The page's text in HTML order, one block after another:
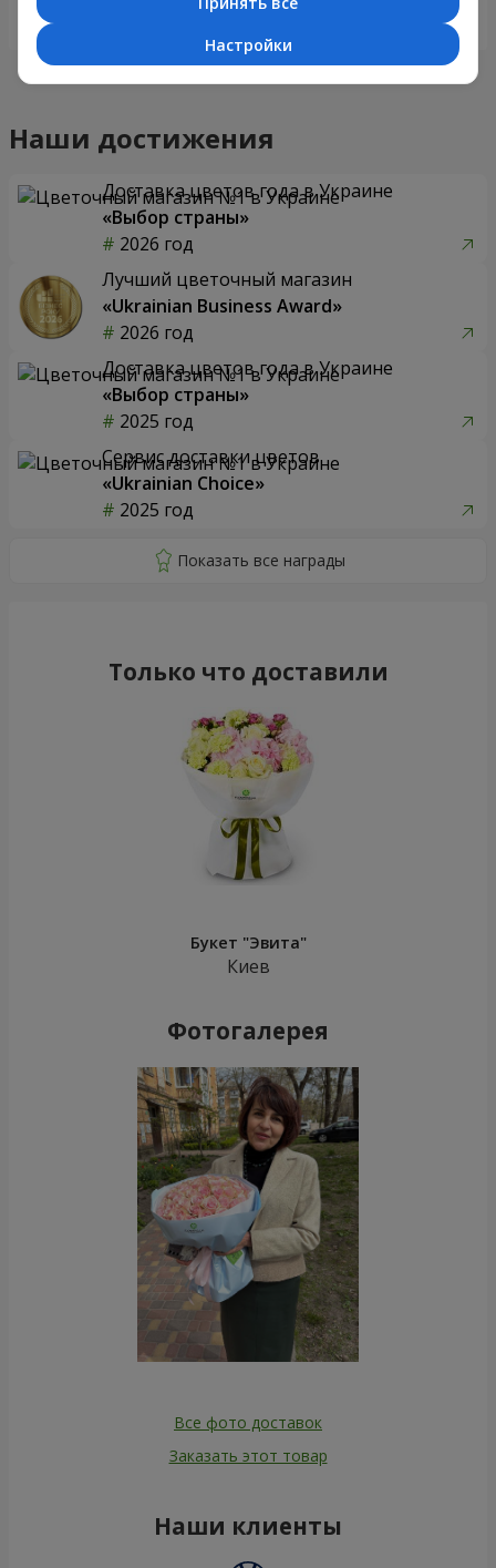
Наши достижения
Доставка цветов года в Украине
«Выбор страны»
2026 год
Лучший цветочный магазин
«Ukrainian Business Award»
2026 год
Доставка цветов года в Украине
«Выбор страны»
2025 год
Сервис доставки цветов
«Ukrainian Choice»
2025 год
Только что доставили
Букет "Эвита"
Киев
Фотогалерея
Все фото доставок
Заказать этот товар
Наши клиенты
Настройки